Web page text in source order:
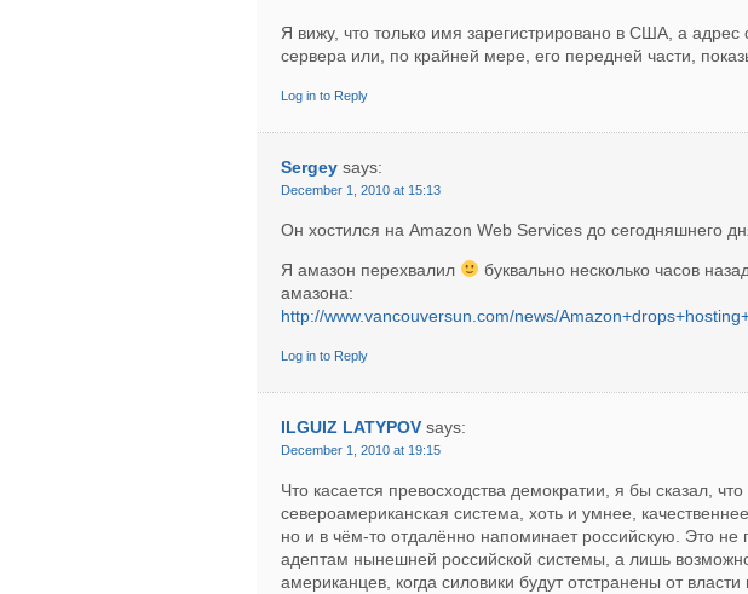
Я вижу, что только имя зарегистрировано в США, а адрес
сервера или, по крайней мере, его передней части,
Log in to Reply
Sergey says:
December 1, 2010 at 15:13
Он хостился на Amazon Web Services до сегодняшнего
Я амазон перехвалил
буквально несколько часов
амазона:
http://www.vancouversun.com/news/
Log in to Reply
ILGUIZ LATYPOV says:
December 1, 2010 at 19:15
Что касается превосходства демократии, я бы сказал, что
североамериканская система, хоть и умнее,
но и в чём-то отдалённо напоминает российскую. Это не
адептам нынешней российской системы, а лишь
американцев, когда силовики будут отстранены от власти